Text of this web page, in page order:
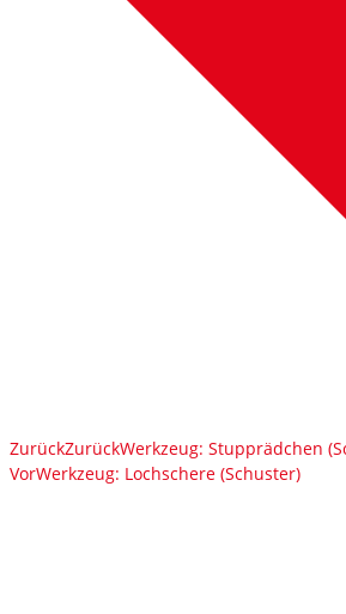
ZurückZurückWerkzeug: Stupprädchen
VorWerkzeug: Lochschere (Schuster)